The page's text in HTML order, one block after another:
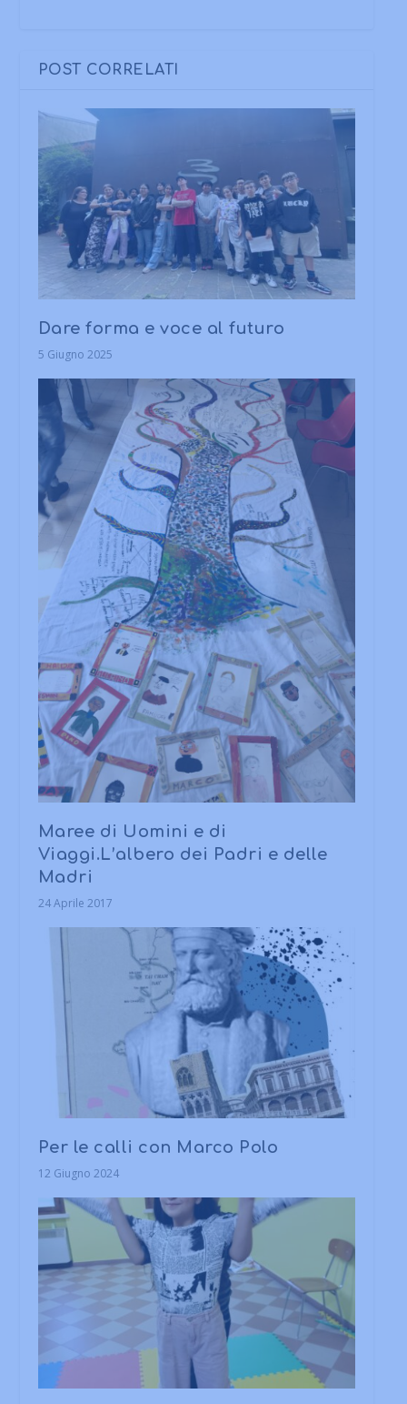
POST CORRELATI
Dare forma e voce al futuro
5 Giugno 2025
Maree di Uomini e di
Viaggi.L’albero dei Padri e delle
Madri
24 Aprile 2017
Per le calli con Marco Polo
12 Giugno 2024